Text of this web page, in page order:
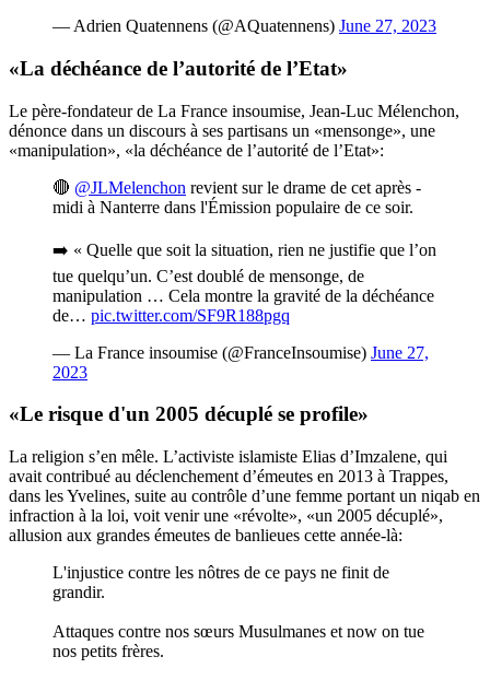
— Adrien Quatennens (@AQuatennens) June 27, 2023
«La déchéance de l’autorité de l’Etat»
Le père-fondateur de La France insoumise, Jean-Luc Mélenchon,
dénonce dans un discours à ses partisans un «mensonge», une
«manipulation», «la déchéance de l’autorité de l’Etat»:
🔴 @JLMelenchon revient sur le drame de cet après -
midi à Nanterre dans l'Émission populaire de ce soir.
➡️ « Quelle que soit la situation, rien ne justifie que l’on
tue quelqu’un. C’est doublé de mensonge, de
manipulation … Cela montre la gravité de la déchéance
de… pic.twitter.com/SF9R188pgq
— La France insoumise (@FranceInsoumise) June 27,
2023
«Le risque d'un 2005 décuplé se profile»
La religion s’en mêle. L’activiste islamiste Elias d’Imzalene, qui
avait contribué au déclenchement d’émeutes en 2013 à Trappes,
dans les Yvelines, suite au contrôle d’une femme portant un niqab en
infraction à la loi, voit venir une «révolte», «un 2005 décuplé»,
allusion aux grandes émeutes de banlieues cette année-là:
L'injustice contre les nôtres de ce pays ne finit de
grandir.
Attaques contre nos sœurs Musulmanes et now on tue
nos petits frères.